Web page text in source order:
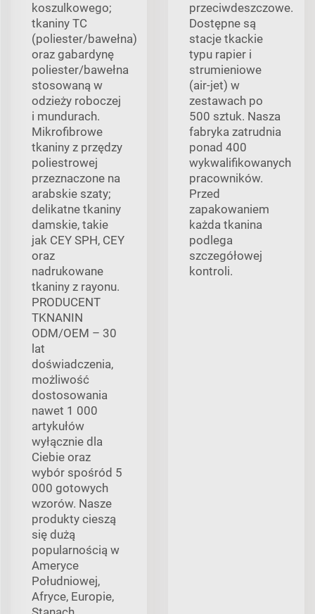
koszulkowego;
tkaniny TC
(poliester/bawełna)
oraz gabardynę
poliester/bawełna
stosowaną w
odzieży roboczej
i mundurach.
Mikrofibrowe
tkaniny z przędzy
poliestrowej
przeznaczone na
arabskie szaty;
delikatne tkaniny
damskie, takie
jak CEY SPH, CEY
oraz
nadrukowane
tkaniny z rayonu.
PRODUCENT
TKNANIN
ODM/OEM – 30
lat
doświadczenia,
możliwość
dostosowania
nawet 1 000
artykułów
wyłącznie dla
Ciebie oraz
wybór spośród 5
000 gotowych
wzorów. Nasze
produkty cieszą
się dużą
popularnością w
Ameryce
Południowej,
Afryce, Europie,
przeciwdeszczowe.
Dostępne są
stacje tkackie
typu rapier i
strumieniowe
(air-jet) w
zestawach po
500 sztuk. Nasza
fabryka zatrudnia
ponad 400
wykwalifikowanych
pracowników.
Przed
zapakowaniem
każda tkanina
podlega
szczegółowej
kontroli.